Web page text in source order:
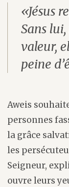
«Jésus
Sans
valeur,
peine
Aweis
personnes
la grâce
les
Seigneur,
ouvre leurs